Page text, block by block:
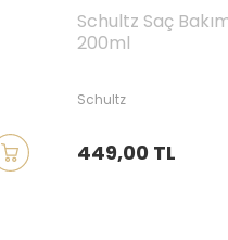
Schultz Saç
200ml
Schultz
449,00 TL